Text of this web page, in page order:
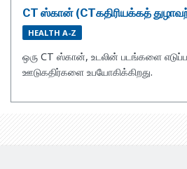
CT ஸ்கான் (CTகதிரியக்கத்
HEALTH A-Z
ஒரு CT ஸ்கான், உடலின் படங்களை
ஊடுகதிர்களை உபயோகிக்கிறது.